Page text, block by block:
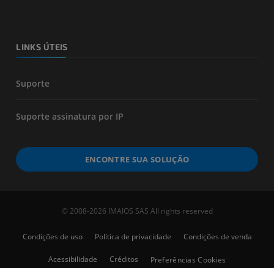
LINKS ÚTEIS
Suporte
Suporte assinatura por IP
ENCONTRE SUA SOLUÇÃO
© 2008-2026 IMAIOS SAS All rights reserved
Condições de uso Política de privacidade Condições de venda
Acessibilidade Créditos Preferências Cookies